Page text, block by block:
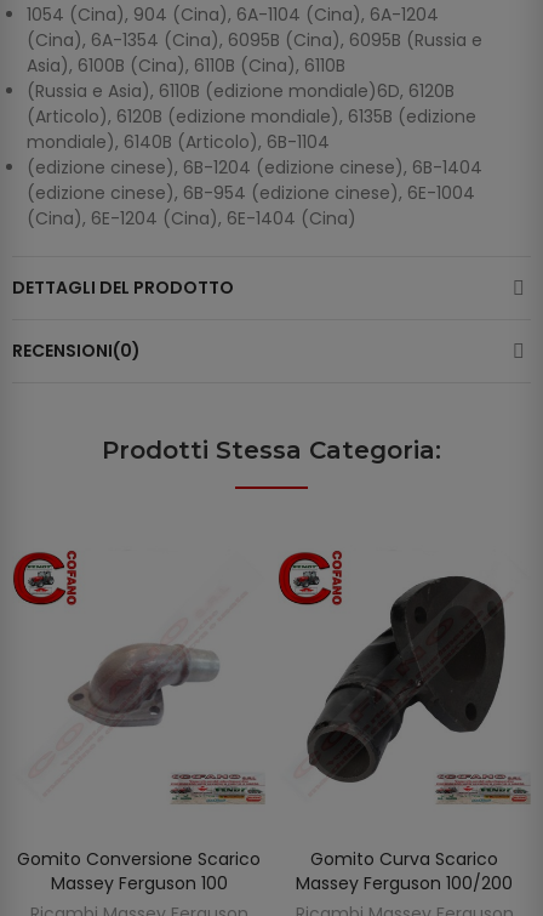
1054 (Cina), 904 (Cina), 6A-1104 (Cina), 6A-1204
(Cina), 6A-1354 (Cina), 6095B (Cina), 6095B (Russia e
Asia), 6100B (Cina), 6110B (Cina), 6110B
(Russia e Asia), 6110B (edizione mondiale)6D, 6120B
(Articolo), 6120B (edizione mondiale), 6135B (edizione
mondiale), 6140B (Articolo), 6B-1104
(edizione cinese), 6B-1204 (edizione cinese), 6B-1404
(edizione cinese), 6B-954 (edizione cinese), 6E-1004
(Cina), 6E-1204 (Cina), 6E-1404 (Cina)
DETTAGLI DEL PRODOTTO
RECENSIONI(0)
Prodotti Stessa Categoria:
AGGIUNGI AL CARRELLO
Gomito Conversione Scarico
Massey Ferguson 100
AGGIUNGI AL CARRELLO
Gomito Curva Scarico
Massey Ferguson 100/200